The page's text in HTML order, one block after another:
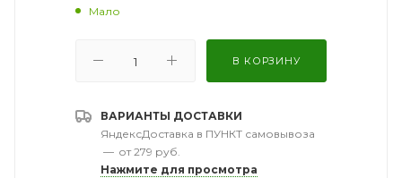
Мало
В КОРЗИНУ
ВАРИАНТЫ ДОСТАВКИ
ЯндексДоставка в ПУНКТ самовывоза
— от 279 руб.
Нажмите для просмотра